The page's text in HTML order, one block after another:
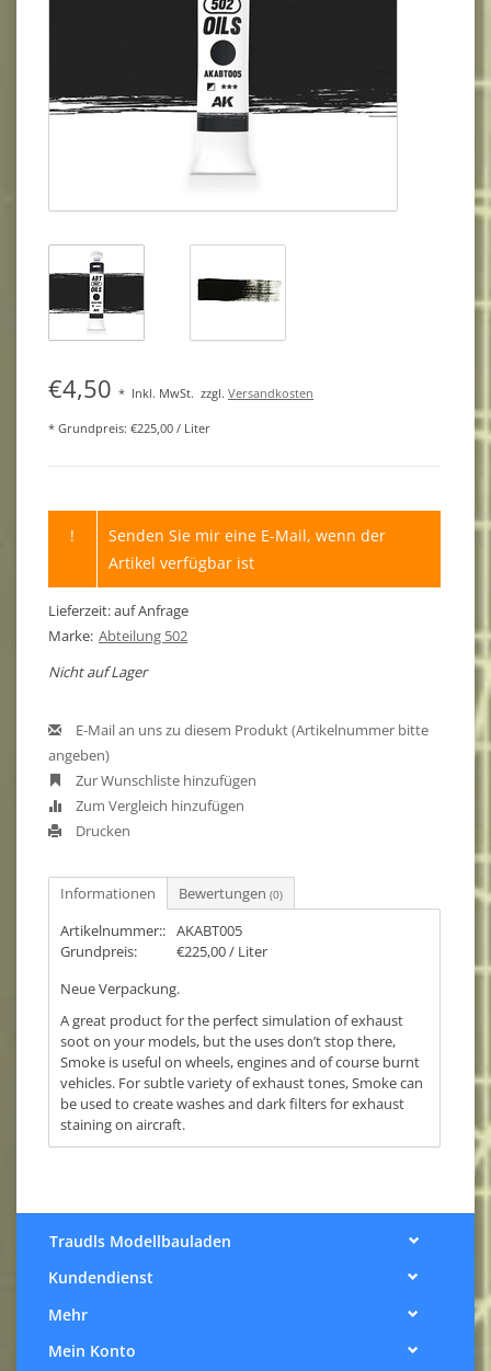
€4,50 * Inkl. MwSt. zzgl. Versandkosten
* Grundpreis: €225,00 / Liter
!
Senden Sie mir eine E-Mail, wenn der
Artikel verfügbar ist
Lieferzeit: auf Anfrage
Marke: Abteilung 502
Nicht auf Lager
E-Mail an uns zu diesem Produkt (Artikelnummer bitte
angeben)
Zur Wunschliste hinzufügen
Zum Vergleich hinzufügen
Drucken
Informationen Bewertungen (0)
Artikelnummer:: AKABT005
Grundpreis:
€225,00 / Liter
Neue Verpackung.
A great product for the perfect simulation of exhaust
soot on your models, but the uses don’t stop there,
Smoke is useful on wheels, engines and of course burnt
vehicles. For subtle variety of exhaust tones, Smoke can
be used to create washes and dark filters for exhaust
staining on aircraft.
Traudls Modellbauladen
Kundendienst
Mehr
Mein Konto